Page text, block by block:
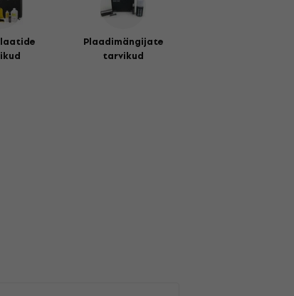
Plaadimängijate
tarvikud